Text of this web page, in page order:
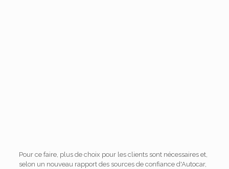
Pour ce faire, plus de choix pour les clients sont nécessaires et,
selon un nouveau rapport des sources de confiance d'Autocar,